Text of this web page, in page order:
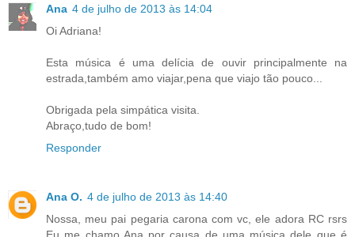
Ana 4 de julho de 2013 às 14:04
Oi Adriana!
Esta música é uma delícia de ouvir principalmente na
estrada,também amo viajar,pena que viajo tão pouco...
Obrigada pela simpática visita.
Abraço,tudo de bom!
Responder
Ana O. 4 de julho de 2013 às 14:40
Nossa, meu pai pegaria carona com vc, ele adora RC rsrs
Eu me chamo Ana por causa de uma música dele que é